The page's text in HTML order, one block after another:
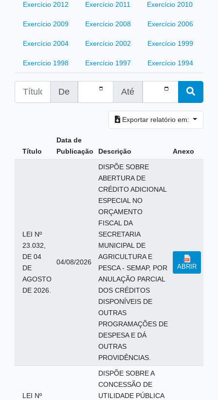
Exercício 2012 Exercício 2011 Exercício 2010
Exercício 2009 Exercício 2008 Exercício 2006
Exercício 2004 Exercício 2002 Exercício 1999
Exercício 1998 Exercício 1997 Exercício 1994
De Até
Exportar relatório em:
Título
Data de
Publicação
Descrição Anexo
LEI Nº
23.032,
DE 04
DE
AGOSTO
DE 2026.
04/08/2026
DISPÕE SOBRE
ABERTURA DE
CRÉDITO ADICIONAL
ESPECIAL NO
ORÇAMENTO
FISCAL DA
SECRETARIA
MUNICIPAL DE
AGRICULTURA E
PESCA - SEMAP, POR
ANULAÇÃO PARCIAL
DOS CRÉDITOS
DISPONÍVEIS DE
OUTRAS
PROGRAMAÇÕES DE
DESPESA E DÁ
OUTRAS
PROVIDÊNCIAS.
ABRIR
LEI Nº
DISPÕE SOBRE A
CONCESSÃO DE
UTILIDADE PÚBLICA